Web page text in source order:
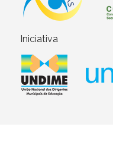
Iniciativa